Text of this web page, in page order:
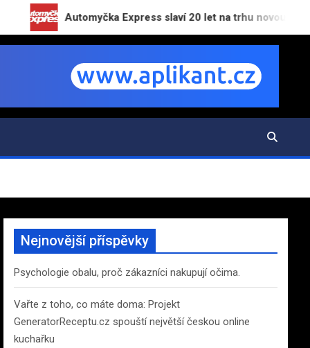
Automyčka Express slaví 20 let na trhu novou kampaní
Nejnovější příspěvky
Psychologie obalu, proč zákazníci nakupují očima.
Vařte z toho, co máte doma: Projekt
GeneratorReceptu.cz spouští největší českou online
kuchařku